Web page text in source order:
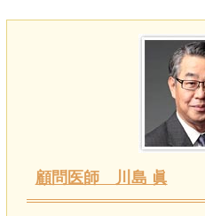
顧問医師 川島 眞